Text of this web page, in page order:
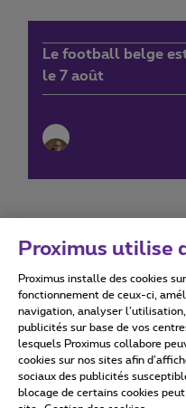
Le football belge
le 7 août
Conditions
Tous droits réservés. © 2026
Proximus utilise
Proximus installe des cookies
fonctionnement de ceux-ci,
navigation, analyser
publicités sur base de vos
lesquels Proximus collabore
cookies sur nos sites afin
sociaux des publicités
blocage de certains cookies